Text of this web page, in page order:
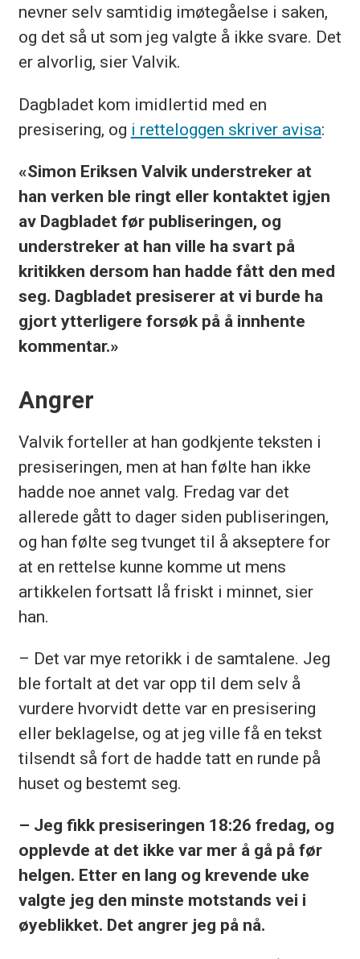
nevner selv samtidig imøtegåelse i saken,
og det så ut som jeg valgte å ikke svare. Det
er alvorlig, sier Valvik.
Dagbladet kom imidlertid med en
presisering, og i retteloggen skriver avisa:
«Simon Eriksen Valvik understreker at
han verken ble ringt eller kontaktet igjen
av Dagbladet før publiseringen, og
understreker at han ville ha svart på
kritikken dersom han hadde fått den med
seg. Dagbladet presiserer at vi burde ha
gjort ytterligere forsøk på å innhente
kommentar.»
Angrer
Valvik forteller at han godkjente teksten i
presiseringen, men at han følte han ikke
hadde noe annet valg. Fredag var det
allerede gått to dager siden publiseringen,
og han følte seg tvunget til å akseptere for
at en rettelse kunne komme ut mens
artikkelen fortsatt lå friskt i minnet, sier
han.
– Det var mye retorikk i de samtalene. Jeg
ble fortalt at det var opp til dem selv å
vurdere hvorvidt dette var en presisering
eller beklagelse, og at jeg ville få en tekst
tilsendt så fort de hadde tatt en runde på
huset og bestemt seg.
– Jeg fikk presiseringen 18:26 fredag, og
opplevde at det ikke var mer å gå på før
helgen. Etter en lang og krevende uke
valgte jeg den minste motstands vei i
øyeblikket. Det angrer jeg på nå.